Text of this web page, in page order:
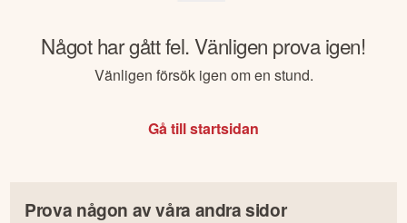
Något har gått fel. Vänligen prova igen!
Vänligen försök igen om en stund.
Gå till startsidan
Prova någon av våra andra sidor